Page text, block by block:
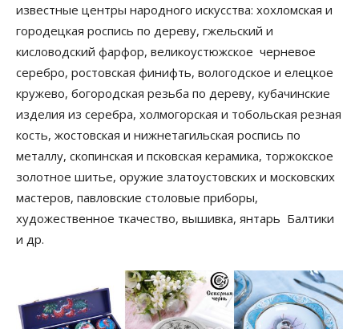
известные центры народного искусства: хохломская и
городецкая роспись по дереву, гжельский и
кисловодский фарфор, великоустюжское черневое
серебро, ростовская финифть, вологодское и елецкое
кружево, богородская резьба по дереву, кубачинские
изделия из серебра, холмогорская и тобольская резная
кость, жостовская и нижнетагильская роспись по
металлу, скопинская и псковская керамика, торжокское
золотное шитье, оружие златоустовских и московских
мастеров, павловские столовые приборы,
художественное ткачество, вышивка, янтарь Балтики
и др.